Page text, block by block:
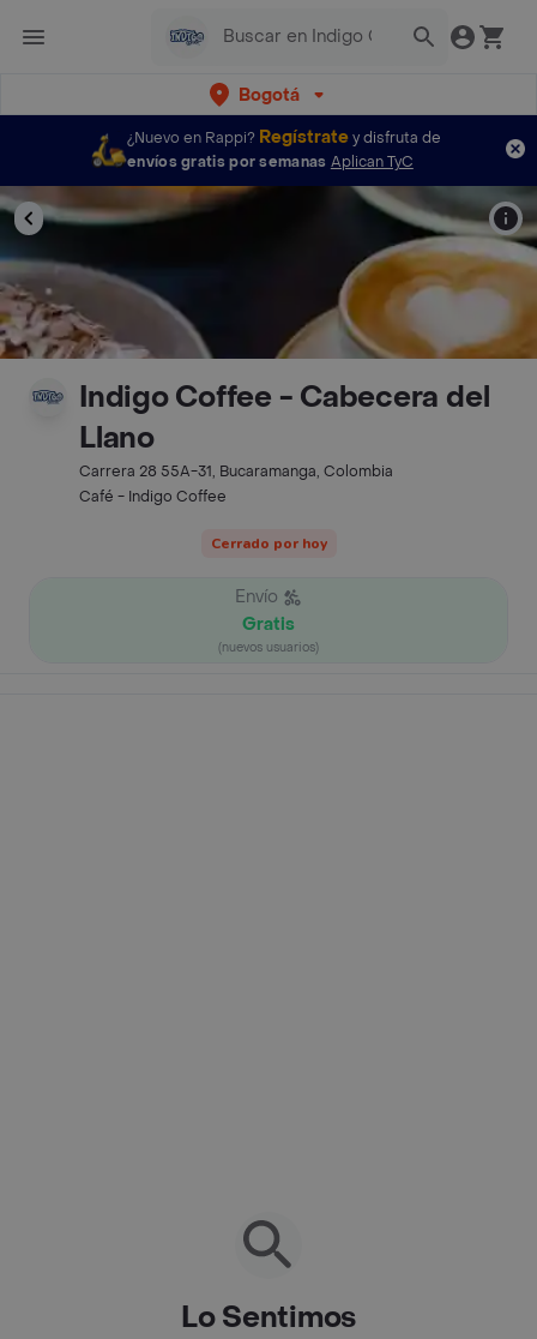
Bogotá
¿Nuevo en Rappi? Regístratey disfruta de
envíos gratis por semanas Aplican TyC
Indigo Coffee - Cabecera del
Llano
Carrera 28 55A-31, Bucaramanga, Colombia
Café - Indigo Coffee
Cerrado por hoy
Envío
Gratis
(nuevos usuarios)
Lo Sentimos